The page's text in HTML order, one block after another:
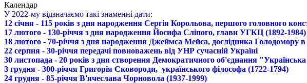
Календар
У 2022-му відзначаємо такі знаменні дати:
12 січня - 115 років з дня народження Сергія Корольова, першого головного
17 лютого - 130-річчя з дня народження Йосифа Сліпого, глави УГКЦ (1892-1984)
18 лютого - 70-річчя з дня народження Джеймса Мейса, дослідника Голодомору в
22 серпня - 30-річчя передачі повноважень від УНР сучасній Україні
30 листопада - 20 років з дня створення Демократичного об'єднання
3 грудня - 300-річчя Григорія Сковороди, українського філософа (1722-1794)
24 грудня - 85-річчя В'ячеслава Чорновола (1937-1999)